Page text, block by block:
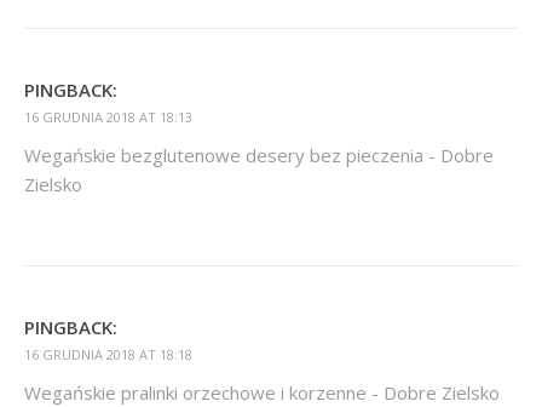
PINGBACK:
16 GRUDNIA 2018 AT 18:13
Wegańskie bezglutenowe desery bez pieczenia - Dobre
Zielsko
PINGBACK:
16 GRUDNIA 2018 AT 18:18
Wegańskie pralinki orzechowe i korzenne - Dobre Zielsko